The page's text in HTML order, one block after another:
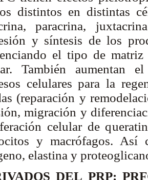
distintos en distintas
paracrina,
y síntesis de los
el tipo de matriz
También aumentan
celulares para la
(reparación y
migración y
celular de
y macrófagos. Así
elastina y
DEL PRP: